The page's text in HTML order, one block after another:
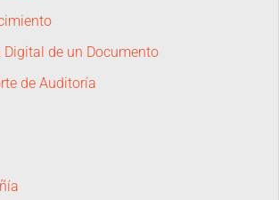
de un Documento
de Auditoría